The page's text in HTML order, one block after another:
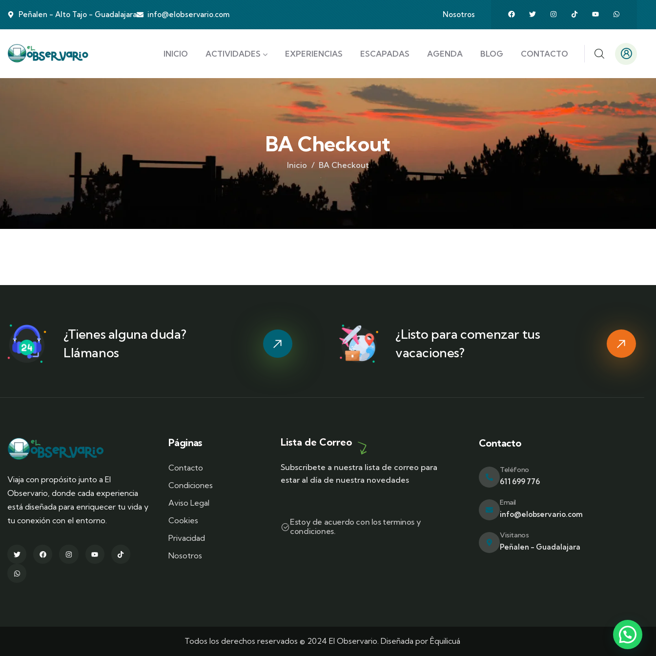
Peñalen - Alto Tajo - Guadalajara info@elobservario.com Nosotros
INICIO ACTIVIDADES EXPERIENCIAS ESCAPADAS AGENDA BLOG CONTACTO
BA Checkout
Inicio BA Checkout
¿Tienes alguna duda?
Llámanos
¿Listo para comenzar tus
vacaciones?
Viaja con propósito junto a El
Observario, donde cada experiencia
está diseñada para enriquecer tu vida y
tu conexión con el entorno.
Páginas
Contacto
Condiciones
Aviso Legal
Cookies
Privacidad
Nosotros
Lista de Correo
Subscribete a nuestra lista de correo para
estar al día de nuestra novedades
Estoy de acuerdo con los terminos y
condiciones.
Contacto
Teléfono
611 699 776
Email
info@elobservario.com
Visitanos
Peñalen - Guadalajara
Todos los derechos reservados © 2024 El Observario. Diseñada por Êquilicuá